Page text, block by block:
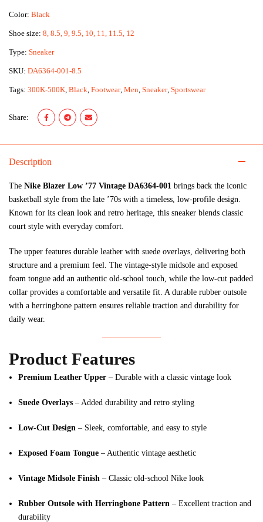
Color: Black
Shoe size: 8, 8.5, 9, 9.5, 10, 11, 11.5, 12
Type: Sneaker
SKU: DA6364-001-8.5
Tags: 300K-500K Black Footwear, Men Sneaker, Sportswear
Share:
Description
The Nike Blazer Low ’77 Vintage DA6364-001 brings back the iconic
basketball style from the late ’70s with a timeless, low-profile design.
Known for its clean look and retro heritage, this sneaker blends classic
court style with everyday comfort.
The upper features durable leather with suede overlays, delivering both
structure and a premium feel. The vintage-style midsole and exposed
foam tongue add an authentic old-school touch, while the low-cut padded
collar provides a comfortable and versatile fit. A durable rubber outsole
with a herringbone pattern ensures reliable traction and durability for
daily wear.
Product Features
Premium Leather Upper – Durable with a classic vintage look
Suede Overlays – Added durability and retro styling
Low-Cut Design – Sleek, comfortable, and easy to style
Exposed Foam Tongue – Authentic vintage aesthetic
Vintage Midsole Finish – Classic old-school Nike look
Rubber Outsole with Herringbone Pattern – Excellent traction and
durability